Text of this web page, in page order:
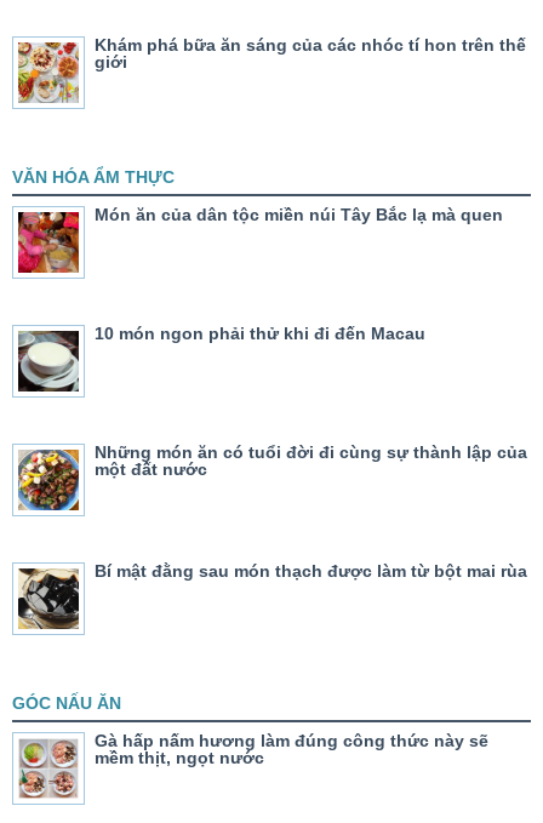
Khám phá bữa ăn sáng của các nhóc tí hon trên thế
giới
VĂN HÓA ẨM THỰC
Món ăn của dân tộc miền núi Tây Bắc lạ mà quen
10 món ngon phải thử khi đi đến Macau
Những món ăn có tuổi đời đi cùng sự thành lập của
một đất nước
Bí mật đằng sau món thạch được làm từ bột mai rùa
GÓC NẤU ĂN
Gà hấp nấm hương làm đúng công thức này sẽ
mềm thịt, ngọt nước